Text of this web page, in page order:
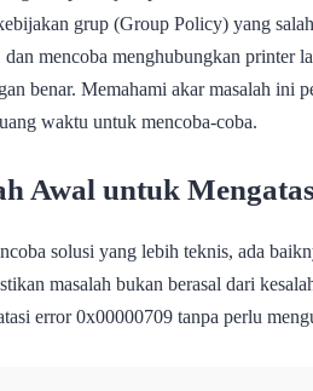
grup (Group Policy) yang
mencoba menghubungkan printer
benar. Memahami akar masalah ini
waktu untuk mencoba-coba.
Awal untuk
solusi yang lebih teknis, ada
masalah bukan berasal dari
error 0x00000709 tanpa perlu